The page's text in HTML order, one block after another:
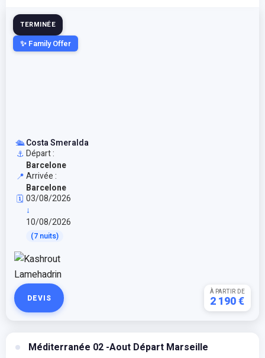
TERMINÉE
✨ Family Offer
🛳️Costa Smeralda
⚓Départ :
Barcelone
📍Arrivée :
Barcelone
🗓️ 03/08/2026
↓
10/08/2026
(7 nuits)
DEVIS
À PARTIR DE
2 190 €
Méditerranée 02 -Aout Départ Marseille